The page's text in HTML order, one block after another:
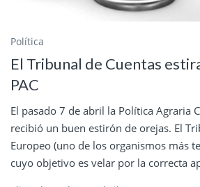
Política
El Tribunal de Cuentas
PAC
El pasado 7 de abril la Política Agraria
recibió un buen estirón de orejas. El
Europeo (uno de los organismos más
cuyo objetivo es velar por la correcta